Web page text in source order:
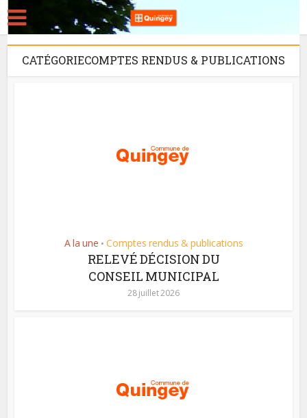
CATÉGORIECOMPTES RENDUS & PUBLICATIONS
A la une • Comptes rendus & publications
RELEVÉ DÉCISION DU
CONSEIL MUNICIPAL
28 juillet 2026